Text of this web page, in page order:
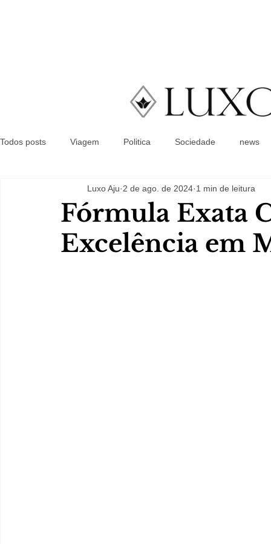
Todos posts Viagem Politica Sociedade news
Fórmula Exata
Excelência em
Luxo Aju 2 de ago. de 2024 1 min de leitura